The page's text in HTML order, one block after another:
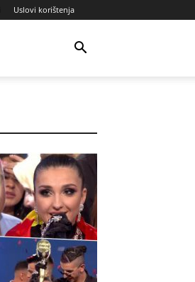
Uslovi korištenja